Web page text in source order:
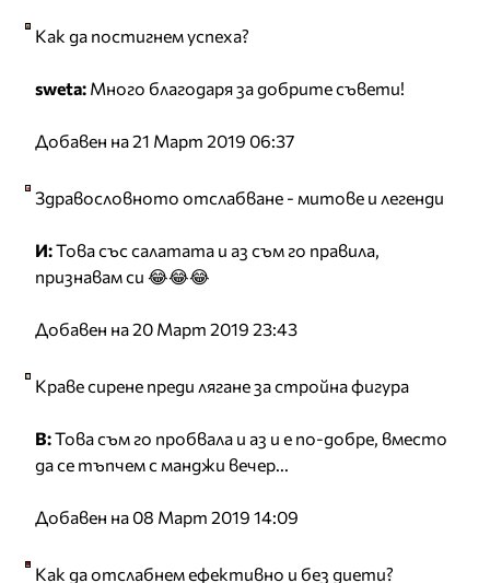
Как да постигнем успеха?
sweta: Много благодаря за добрите съвети!
Добавен на 21 Март 2019 06:37
Здравословното отслабване - митове и легенди
И:Това със салатата и аз съм го правила,
признавам си 😂😂😂
Добавен на 20 Март 2019 23:43
Краве сирене преди лягане за стройна фигура
В:Това съм го пробвала и аз и е по-добре, вместо
да се тъпчем с манджи вечер...
Добавен на 08 Март 2019 14:09
Как да отслабнем ефективно и без диети?